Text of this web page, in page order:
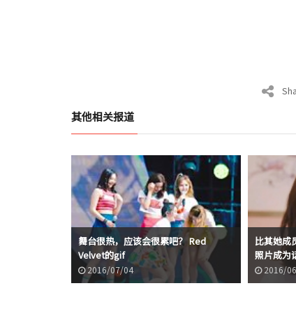
其他相关报道
舞台很热，应该会很累吧？ Red
Velvet的gif
2016/07/04
比其她成
照片成为
2016/